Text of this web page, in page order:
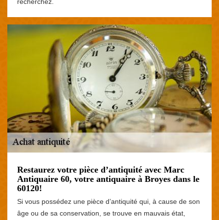
Restaurez votre pièce d’antiquité avec Marc
Antiquaire 60, votre antiquaire à Broyes dans le
60120!
Si vous possédez une pièce d’antiquité qui, à cause de son
âge ou de sa conservation, se trouve en mauvais état,